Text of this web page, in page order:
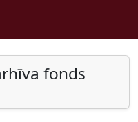
fonds